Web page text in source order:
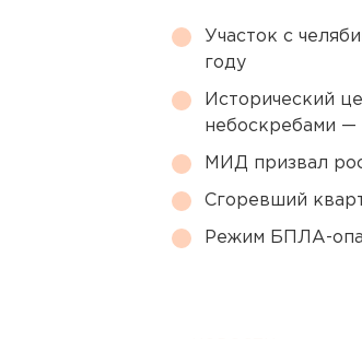
Участок с
году
Исторический
небоскребами —
МИД призвал
Сгоревший
Режим БПЛА-